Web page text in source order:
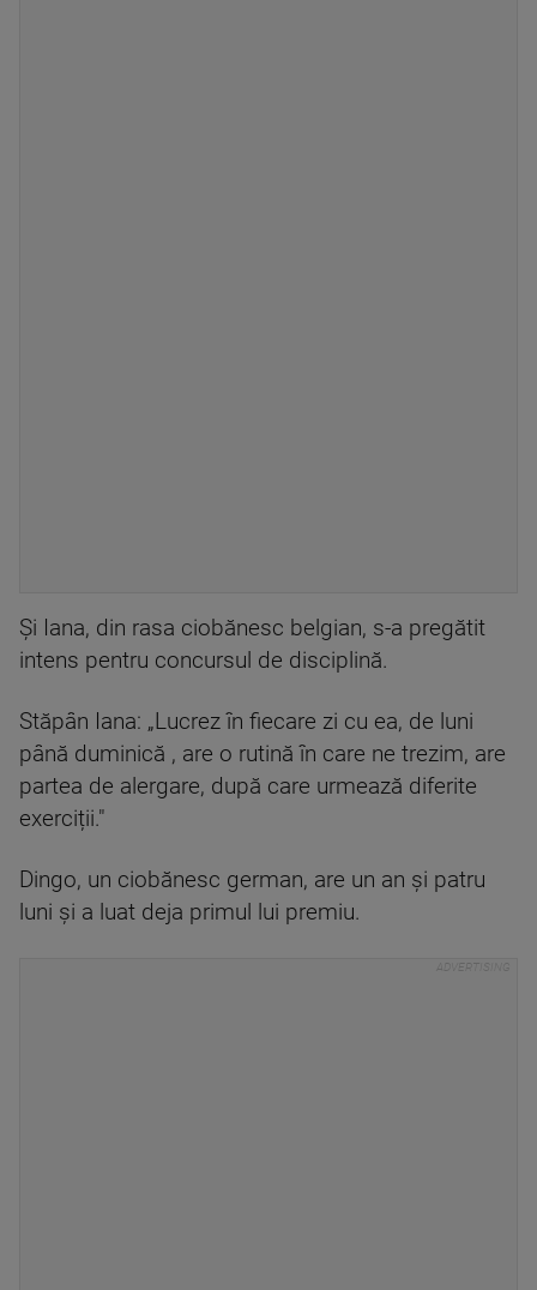
Și Iana, din rasa ciobănesc belgian, s-a pregătit
intens pentru concursul de disciplină.
Stăpân Iana: „Lucrez în fiecare zi cu ea, de luni
până duminică , are o rutină în care ne trezim, are
partea de alergare, după care urmează diferite
exerciții."
Dingo, un ciobănesc german, are un an și patru
luni și a luat deja primul lui premiu.